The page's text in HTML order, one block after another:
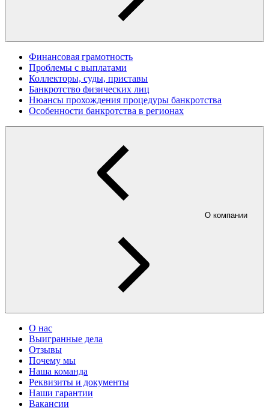
Финансовая грамотность
Проблемы с выплатами
Коллекторы, суды, приставы
Банкротство физических лиц
Нюансы прохождения процедуры банкротства
Особенности банкротства в регионах
О компании
О нас
Выигранные дела
Отзывы
Почему мы
Наша команда
Реквизиты и документы
Наши гарантии
Вакансии